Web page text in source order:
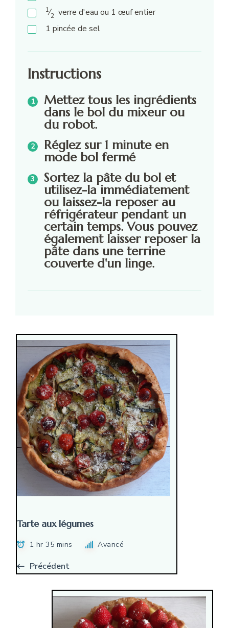
1⁄2 verre d'eau ou 1 œuf entier
1 pincée de sel
Instructions
Mettez tous les ingrédients
dans le bol du mixeur ou
du robot.
Réglez sur 1 minute en
mode bol fermé
Sortez la pâte du bol et
utilisez-la immédiatement
ou laissez-la reposer au
réfrigérateur pendant un
certain temps. Vous pouvez
également laisser reposer la
pâte dans une terrine
couverte d'un linge.
Tarte aux légumes
1 hr 35 mins Avancé
Précédent